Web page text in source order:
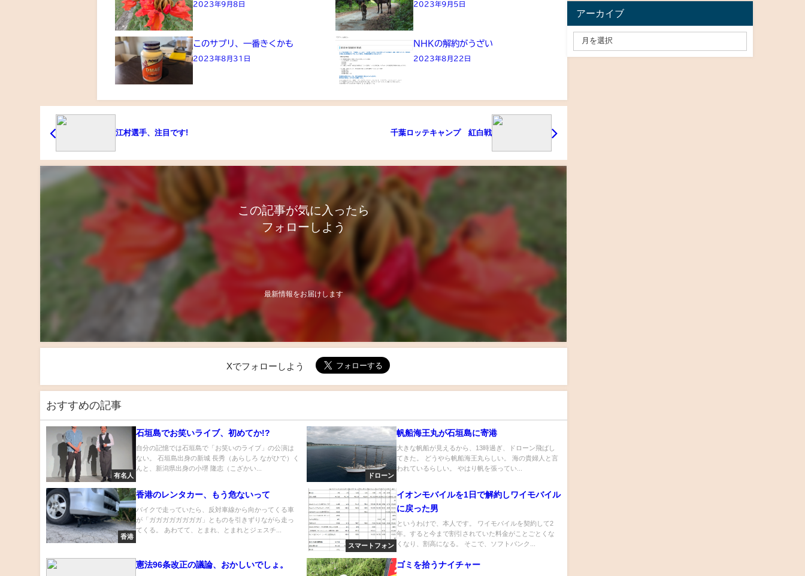
2023年9月8日 2023年9月5日
このサプリ、一番きくかも
2023年8月31日
NHKの解約がうざい
2023年8月22日
江村選手、注目です! 千葉ロッテキャンプ 紅白戦
この記事が気に入ったら
フォローしよう
最新情報をお届けします
Xでフォローしよう
おすすめの記事
有名人
石垣島でお笑いライブ、初めてか!?
自分の記憶では石垣島で「お笑いのライブ」の公演は
ない。 石垣島出身の新城 長秀（あらしろ ながひで）く
んと、新潟県出身の小堺 隆志（こざかい...
ドローン
帆船海王丸が石垣島に寄港
大きな帆船が見えるから、13時過ぎ、ドローン飛ばし
てきた。 どうやら帆船海王丸らしい。 海の貴婦人と言
われているらしい。 やはり帆を張ってい...
香港
香港のレンタカー、もう危ないって
バイクで走っていたら、反対車線から向かってくる車
が「ガガガガガガガガ」とものを引きずりながら走っ
てくる。 あわてて、とまれ、とまれとジェスチ...
スマートフォン
イオンモバイルを1日で解約しワイモバイル
に戻った男
というわけで、本人です。 ワイモバイルを契約して2
年。すると今まで割引されていた料金がことごとくな
くなり、割高になる。 そこで、ソフトバンク...
憲法96条改正の議論、おかしいでしょ。 ゴミを拾うナイチャー
アーカイブ